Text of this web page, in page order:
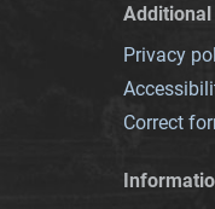
Privacy
Correct